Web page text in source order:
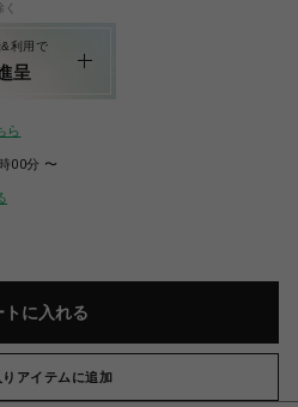
利用で
呈
ら
00分 〜
トに入れる
りアイテムに追加